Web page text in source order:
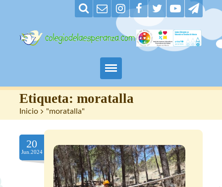
Padres
Alumnos
Maestros
Nuestro centro
Etiqueta: moratalla
Inicio > "moratalla"
20
Jun.2024